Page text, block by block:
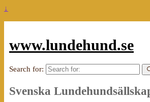
↓
www.lundehund.se
Search for:
Svenska